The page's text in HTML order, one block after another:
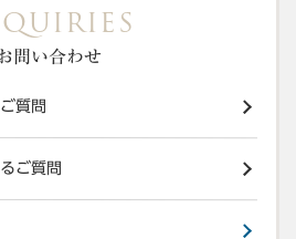
問い合わせ
質問
ご質問